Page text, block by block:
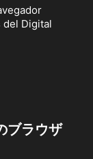
del Digital
ブラウザ